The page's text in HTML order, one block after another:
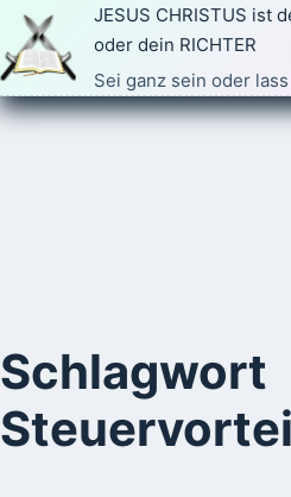
Zum
Inhalt
springen
JESUS CHRISTUS ist
oder dein RICHTER
Sei ganz sein oder
Schlagwort